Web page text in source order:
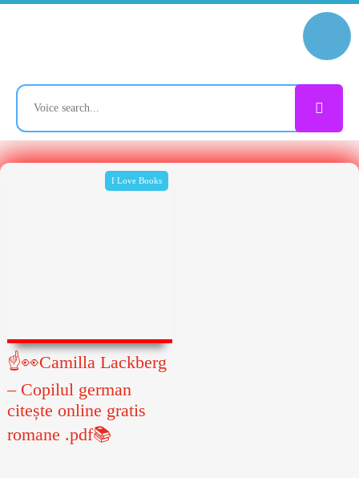
I Love Books
☝👀Camilla Lackberg
– Copilul german
citește online gratis
romane .pdf📚